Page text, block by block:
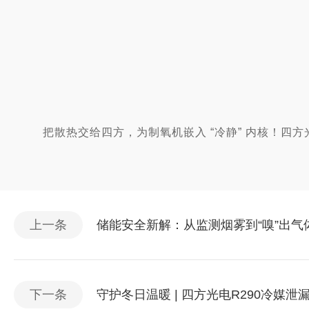
把散热交给四方，为制氧机嵌入 “冷静” 内核！四
上一条 储能安全新解：从监测烟雾到“嗅”出
下一条 守护冬日温暖 | 四方光电R290冷媒泄